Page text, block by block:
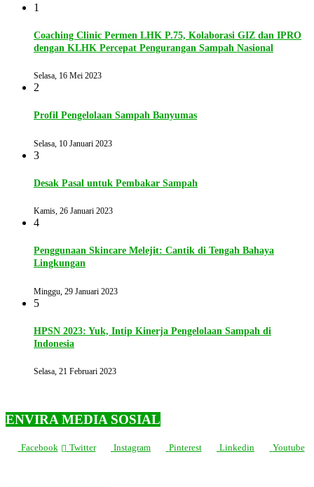
1
Coaching Clinic Permen LHK P.75, Kolaborasi GIZ dan IPRO
dengan KLHK Percepat Pengurangan Sampah Nasional
Selasa, 16 Mei 2023
2
Profil Pengelolaan Sampah Banyumas
Selasa, 10 Januari 2023
3
Desak Pasal untuk Pembakar Sampah
Kamis, 26 Januari 2023
4
Penggunaan Skincare Melejit: Cantik di Tengah Bahaya
Lingkungan
Minggu, 29 Januari 2023
5
HPSN 2023: Yuk, Intip Kinerja Pengelolaan Sampah di
Indonesia
Selasa, 21 Februari 2023
ENVIRA MEDIA SOSIAL
Facebook Twitter Instagram Pinterest Linkedin Youtube